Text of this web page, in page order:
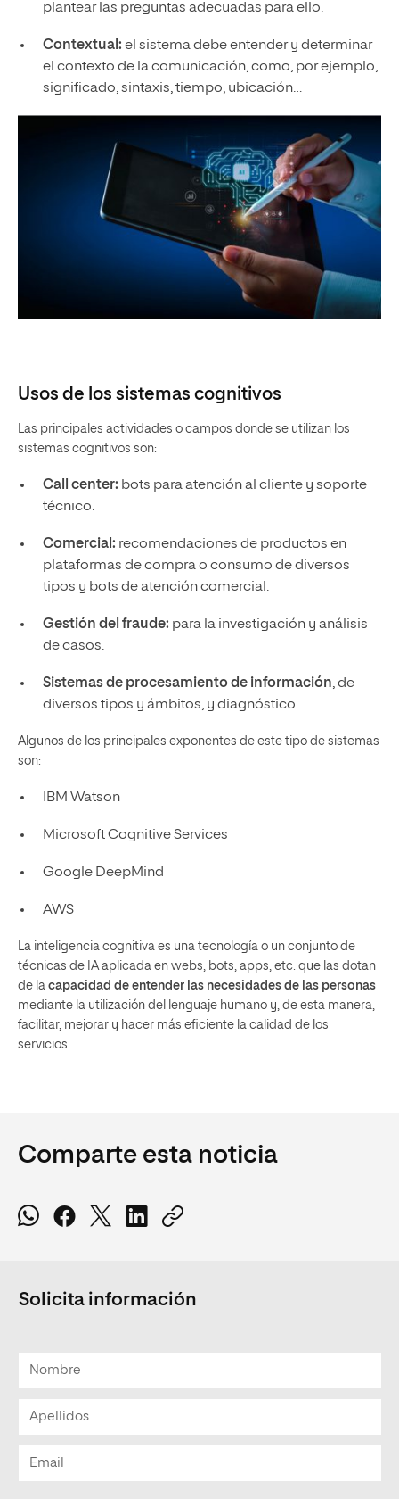
plantear las preguntas adecuadas para ello.
Contextual: el sistema debe entender y determinar
el contexto de la comunicación, como, por ejemplo,
significado, sintaxis, tiempo, ubicación…
Usos de los sistemas cognitivos
Las principales actividades o campos donde se utilizan los
sistemas cognitivos son:
Call center: bots para atención al cliente y soporte
técnico.
Comercial: recomendaciones de productos en
plataformas de compra o consumo de diversos
tipos y bots de atención comercial.
Gestión del fraude: para la investigación y análisis
de casos.
Sistemas de procesamiento de información, de
diversos tipos y ámbitos, y diagnóstico.
Algunos de los principales exponentes de este tipo de sistemas
son:
IBM Watson
Microsoft Cognitive Services
Google DeepMind
AWS
La inteligencia cognitiva es una tecnología o un conjunto de
técnicas de IA aplicada en webs, bots, apps, etc. que las dotan
de la capacidad de entender las necesidades de las personas
mediante la utilización del lenguaje humano y, de esta manera,
facilitar, mejorar y hacer más eficiente la calidad de los
servicios.
Comparte esta noticia
Solicita información